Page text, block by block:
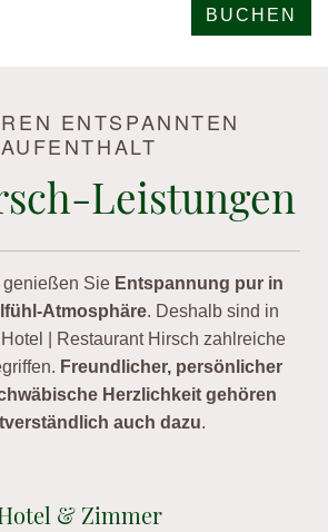
BUCHEN
ENTSPANNTEN
AUFENTHALT
Leistungen
Sie Entspannung pur in
Atmosphäre. Deshalb sind in
Hotel | Restaurant Hirsch zahlreiche
Freundlicher, persönlicher
Herzlichkeit gehören
auch dazu.
& Zimmer